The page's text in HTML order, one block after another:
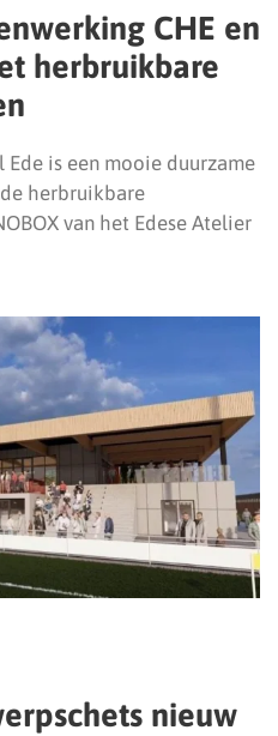
CHE en
herbruikbare
is een mooie duurzame
herbruikbare
van het Edese Atelier
nieuw